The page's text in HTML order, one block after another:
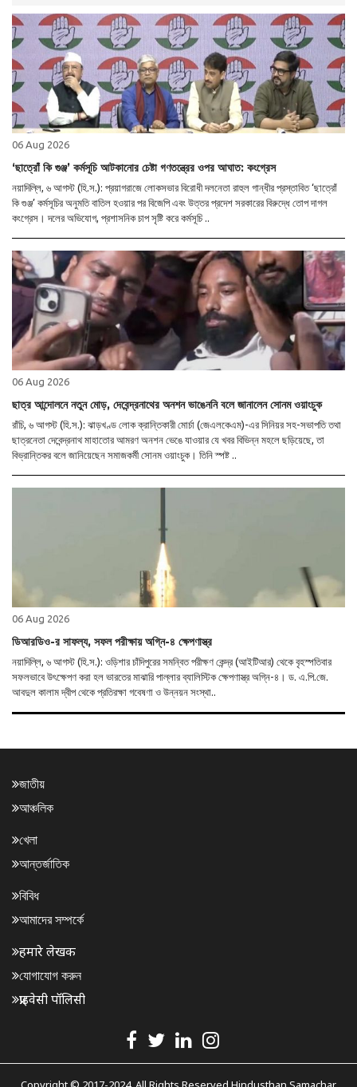
06 Aug 2026
‘ছাত্রোঁ কি গুঞ্জ’ কর্মসূচি আটকানোর চেষ্টা গণতন্ত্রের ওপর আঘাত: কংগ্রেস
নয়াদিল্লি, ৬ আগস্ট (হি.স.): প্রয়াগরাজে লোকসভার বিরোধী দলনেতা রাহুল গান্ধীর প্রস্তাবিত ‘ছাত্রোঁ
কি গুঞ্জ’ কর্মসূচির অনুমতি বাতিল হওয়ার পর বিজেপি এবং উত্তর প্রদেশ সরকারের বিরুদ্ধে তোপ দাগল
কংগ্রেস। দলের অভিযোগ, প্রশাসনিক চাপ সৃষ্টি করে কর্মসূচি ..
06 Aug 2026
ছাত্র আন্দোলনে নতুন মোড়, দেবেন্দ্রনাথের অনশন ভাঙেননি বলে জানালেন সোনম ওয়াংচুক
রাঁচি, ৬ আগস্ট (হি.স.): ঝাড়খণ্ড লোক ক্রান্তিকারী মোর্চা (জেএলকেএম)-এর সিনিয়র সহ-সভাপতি তথা
ছাত্রনেতা দেবেন্দ্রনাথ মাহাতোর আমরণ অনশন ভেঙে যাওয়ার যে খবর বিভিন্ন মহলে ছড়িয়েছে, তা
বিভ্রান্তিকর বলে জানিয়েছেন সমাজকর্মী সোনম ওয়াংচুক। তিনি স্পষ্ট ..
06 Aug 2026
ডিআরডিও-র সাফল্য, সফল পরীক্ষায় অগ্নি-৪ ক্ষেপণাস্ত্র
নয়াদিল্লি, ৬ আগস্ট (হি.স.): ওড়িশার চাঁদিপুরের সমন্বিত পরীক্ষণ কেন্দ্র (আইটিআর) থেকে বৃহস্পতিবার
সফলভাবে উৎক্ষেপণ করা হল ভারতের মাঝারি পাল্লার ব্যালিস্টিক ক্ষেপণাস্ত্র অগ্নি-৪। ড. এ.পি.জে.
আবদুল কালাম দ্বীপ থেকে প্রতিরক্ষা গবেষণা ও উন্নয়ন সংস্থা..
জাতীয়
আঞ্চলিক
খেলা
আন্তর্জাতিক
বিবিধ
আমাদের সম্পর্কে
हमारे लेखक
যোগাযোগ করুন
प्राइवेसी पॉलिसी